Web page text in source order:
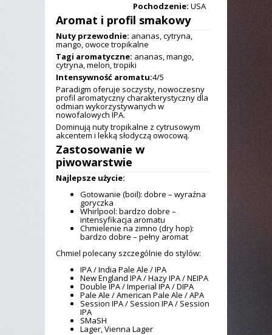
Pochodzenie: USA
Aromat i profil smakowy
Nuty przewodnie: ananas, cytryna,
mango, owoce tropikalne
Tagi aromatyczne: ananas, mango,
cytryna, melon, tropiki
Intensywność aromatu:4/5
Paradigm oferuje soczysty, nowoczesny
profil aromatyczny charakterystyczny dla
odmian wykorzystywanych w
nowofalowych IPA.
Dominują nuty tropikalne z cytrusowym
akcentem i lekką słodyczą owocową.
Zastosowanie w
piwowarstwie
Najlepsze użycie:
Gotowanie (boil): dobre – wyraźna
goryczka
Whirlpool: bardzo dobre –
intensyfikacja aromatu
Chmielenie na zimno (dry hop):
bardzo dobre – pełny aromat
Chmiel polecany szczególnie do stylów:
IPA / India Pale Ale / IPA
New England IPA / Hazy IPA / NEIPA
Double IPA / Imperial IPA / DIPA
Pale Ale / American Pale Ale / APA
Session IPA / Session IPA / Session
IPA
SMaSH
Lager, Vienna Lager